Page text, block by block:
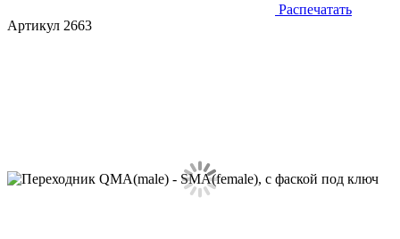
Распечатать
Артикул 2663